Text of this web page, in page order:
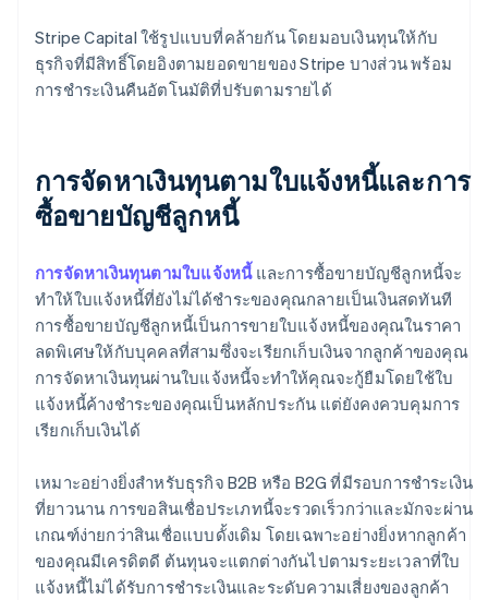
Stripe Capital ใช้รูปแบบที่คล้ายกัน โดยมอบเงินทุนให้กับ
ธุรกิจที่มีสิทธิ์โดยอิงตามยอดขายของ Stripe บางส่วน พร้อม
การชำระเงินคืนอัตโนมัติที่ปรับตามรายได้
การจัดหาเงินทุนตามใบแจ้งหนี้และการ
ซื้อขายบัญชีลูกหนี้
การจัดหาเงินทุนตามใบแจ้งหนี้และการซื้อขายบัญชีลูกหนี้จะ
ทำให้ใบแจ้งหนี้ที่ยังไม่ได้ชำระของคุณกลายเป็นเงินสดทันที
การซื้อขายบัญชีลูกหนี้เป็นการขายใบแจ้งหนี้ของคุณในราคา
ลดพิเศษให้กับบุคคลที่สามซึ่งจะเรียกเก็บเงินจากลูกค้าของคุณ
การจัดหาเงินทุนผ่านใบแจ้งหนี้จะทำให้คุณจะกู้ยืมโดยใช้ใบ
แจ้งหนี้ค้างชำระของคุณเป็นหลักประกัน แต่ยังคงควบคุมการ
เรียกเก็บเงินได้
เหมาะอย่างยิ่งสำหรับธุรกิจ B2B หรือ B2G ที่มีรอบการชำระเงิน
ที่ยาวนาน การขอสินเชื่อประเภทนี้จะรวดเร็วกว่าและมักจะผ่าน
เกณฑ์ง่ายกว่าสินเชื่อแบบดั้งเดิม โดยเฉพาะอย่างยิ่งหากลูกค้า
ของคุณมีเครดิตดี ต้นทุนจะแตกต่างกันไปตามระยะเวลาที่ใบ
แจ้งหนี้ไม่ได้รับการชำระเงินและระดับความเสี่ยงของลูกค้า